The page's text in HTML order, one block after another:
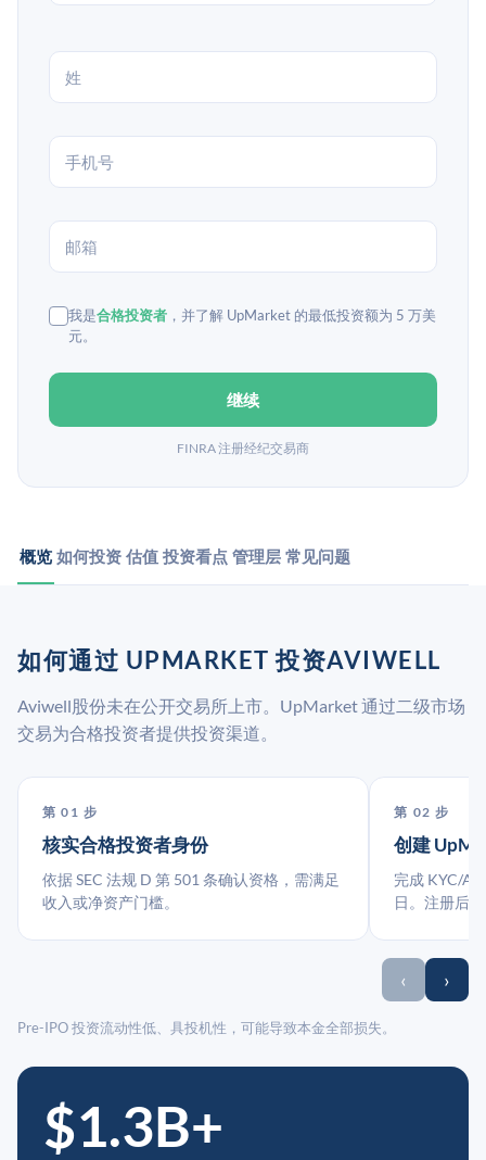
我是合格投资者 ，并了解 UpMarket 的最低投资额为 5 万美
元。
继续
FINRA 注册经纪交易商
概览 如何投资 估值 投资看点 管理层 常见问题
如何通过 UPMARKET 投资AVIWELL
Aviwell股份未在公开交易所上市。UpMarket 通过二级市场
交易为合格投资者提供投资渠道。
第 01 步
核实合格投资者身份
依据 SEC 法规 D 第 501 条确认资格，需满足
收入或净资产门槛。
第 02 步
创建
完成 KYC/
日。注册后
‹ ›
Pre-IPO 投资流动性低、具投机性，可能导致本金全部损失。
$1.3B+